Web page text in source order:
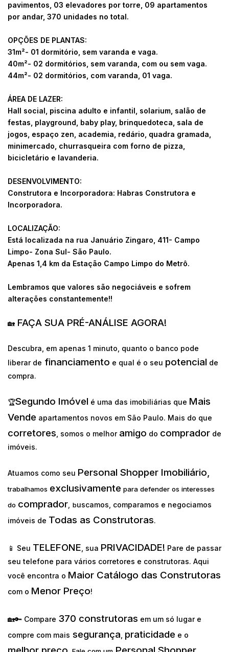
pavimentos, 03 elevadores por torre, 09 apartamentos
por andar, 370 unidades no total.
OPÇÕES DE PLANTAS:
31m²- 01 dormitório, sem varanda e vaga.
40m²- 02 dormitórios, sem varanda, com ou sem vaga.
44m²- 02 dormitórios, com varanda, 01 vaga.
ÁREA DE LAZER:
Hall social, piscina adulto e infantil, solarium, salão de
festas, playground, baby play, brinquedoteca, sala de
jogos, espaço zen, academia, redário, quadra gramada,
minimercado, churrasqueira com forno de pizza,
bicicletário e lavanderia.
DESENVOLVIMENTO:
Construtora e Incorporadora: Habras Construtora e
Incorporadora.
LOCALIZAÇÃO:
Está localizada na rua Januário Zingaro, 411- Campo
Limpo- Zona Sul- São Paulo.
Apenas 1,4 km da Estação Campo Limpo do Metrô.
Lembramos que valores são negociáveis e sofrem
alterações constantemente!!
🏡 FAÇA SUA PRÉ-ANÁLISE AGORA!
Descubra, em apenas 1 minuto, quanto o banco pode
liberar de financiamento e qual é o seu potencial de
compra.
🏆Segundo Imóvel é uma das imobiliárias que Mais
Vende apartamentos novos em São Paulo. Mais do que
corretores , somos o melhor amigo do comprador de
imóveis.
Atuamos como seu Personal Shopper Imobiliário,
trabalhamos exclusivamente para defender os interesses
do comprador, buscamos, comparamos e negociamos
imóveis de Todas as Construtoras.
📱 Seu TELEFONE , sua PRIVACIDADE! Pare de passar
seu telefone para vários corretores e construtoras. Aqui
você encontra o Maior Catálogo das Construtoras
com o Menor Preço!
🏡🔑 Compare 370 construtoras em um só lugar e
compre com mais segurança praticidade e o